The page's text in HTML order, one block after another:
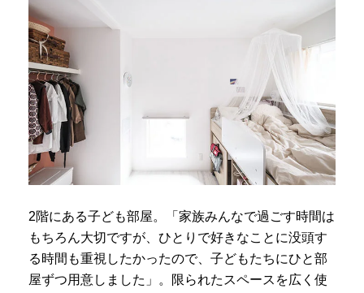
2階にある子ども部屋。「家族みんなで過ごす時間は
もちろん大切ですが、ひとりで好きなことに没頭す
る時間も重視したかったので、子どもたちにひと部
屋ずつ用意しました」。限られたスペースを広く使